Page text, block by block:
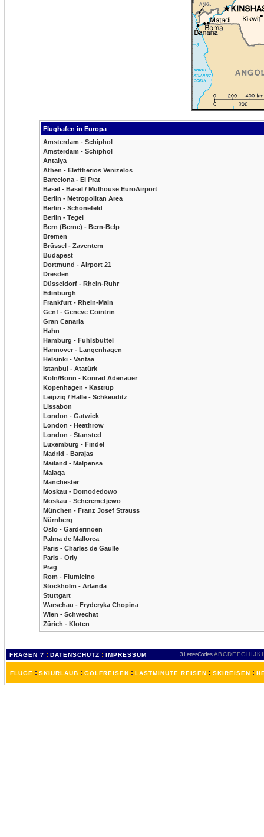
Flughafen in Europa
Amsterdam - Schiphol
Amsterdam - Schiphol
Antalya
Athen - Eleftherios Venizelos
Barcelona - El Prat
Basel - Basel / Mulhouse EuroAirport
Berlin - Metropolitan Area
Berlin - Schönefeld
Berlin - Tegel
Bern (Berne) - Bern-Belp
Bremen
Brüssel - Zaventem
Budapest
Dortmund - Airport 21
Dresden
Düsseldorf - Rhein-Ruhr
Edinburgh
Frankfurt - Rhein-Main
Genf - Geneve Cointrin
Gran Canaria
Hahn
Hamburg - Fuhlsbüttel
Hannover - Langenhagen
Helsinki - Vantaa
Istanbul - Atatürk
Köln/Bonn - Konrad Adenauer
Kopenhagen - Kastrup
Leipzig / Halle - Schkeuditz
Lissabon
London - Gatwick
London - Heathrow
London - Stansted
Luxemburg - Findel
Madrid - Barajas
Mailand - Malpensa
Malaga
Manchester
Moskau - Domodedowo
Moskau - Scheremetjewo
München - Franz Josef Strauss
Nürnberg
Oslo - Gardermoen
Palma de Mallorca
Paris - Charles de Gaulle
Paris - Orly
Prag
Rom - Fiumicino
Stockholm - Arlanda
Stuttgart
Warschau - Fryderyka Chopina
Wien - Schwechat
Zürich - Kloten
FRAGEN ? : DATENSCHUTZ : IMPRESSUM 3 Letter-Codes ABCDEFGH IJKL
FLÜGE : SKIURLAUB : GOLFREISEN : LASTMINUTE REISEN : SKIREISEN :